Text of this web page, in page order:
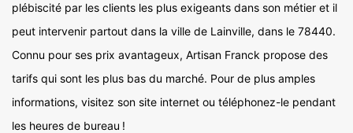
plébiscité par les clients les plus exigeants dans son métier et il
peut intervenir partout dans la ville de Lainville, dans le 78440.
Connu pour ses prix avantageux, Artisan Franck propose des
tarifs qui sont les plus bas du marché. Pour de plus amples
informations, visitez son site internet ou téléphonez-le pendant
les heures de bureau !